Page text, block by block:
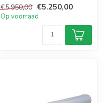
TZtouc...
€5.950,00 €5.250,00
Op voorraad